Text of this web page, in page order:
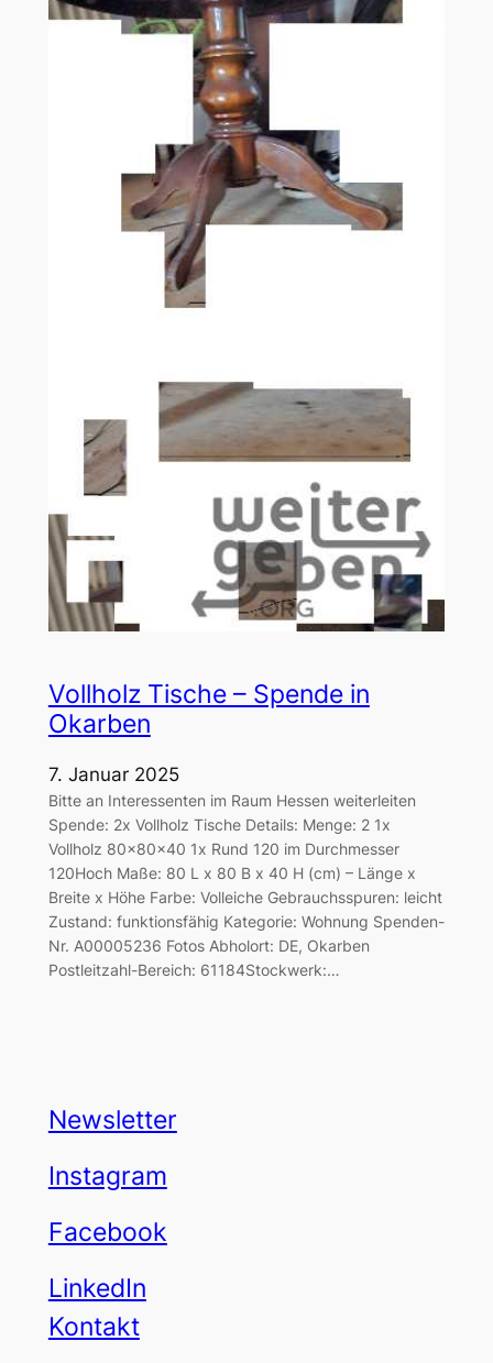
Vollholz Tische – Spende in
Okarben
7. Januar 2025
Bitte an Interessenten im Raum Hessen weiterleiten
Spende: 2x Vollholz Tische Details: Menge: 2 1x
Vollholz 80x80x40 1x Rund 120 im Durchmesser
120Hoch Maße: 80 L x 80 B x 40 H (cm) – Länge x
Breite x Höhe Farbe: Volleiche Gebrauchsspuren: leicht
Zustand: funktionsfähig Kategorie: Wohnung Spenden-
Nr. A00005236 Fotos Abholort: DE, Okarben
Postleitzahl-Bereich: 61184Stockwerk:…
Newsletter
Instagram
Facebook
LinkedIn
Kontakt